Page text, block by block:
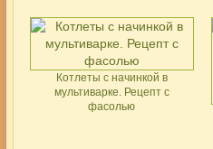
Котлеты с начинкой в
мультиварке. Рецепт с
фасолью